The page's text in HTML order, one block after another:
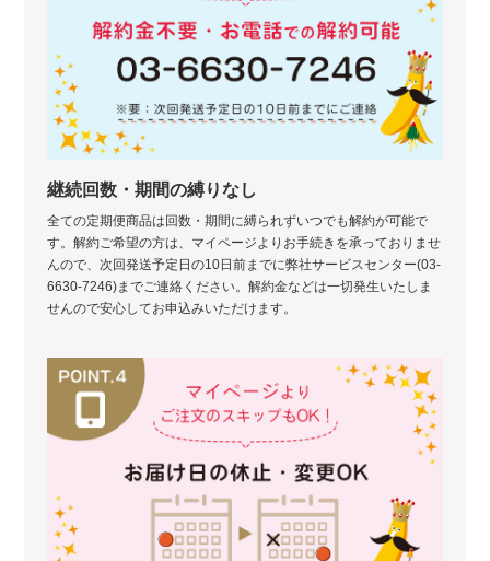
継続回数・期間の縛りなし
全ての定期便商品は回数・期間に縛られずいつでも解約が可能で
す。解約ご希望の方は、マイページよりお手続きを承っておりませ
んので、次回発送予定日の10日前までに弊社サービスセンター(03-
6630-7246)までご連絡ください。解約金などは一切発生いたしま
せんので安心してお申込みいただけます。